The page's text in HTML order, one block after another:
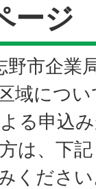
ージ
野市企業
域につ
る申込
は、下
くださ